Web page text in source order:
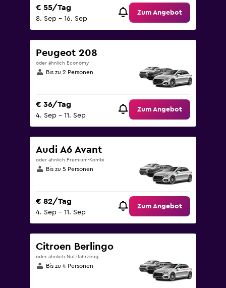
€ 55/Tag
8. Sep – 16. Sep
Zum Angebot
Peugeot 208
oder ähnlich Economy
Bis zu 2 Personen
€ 36/Tag
4. Sep – 11. Sep
Zum Angebot
Audi A6 Avant
oder ähnlich Premium-Kombi
Bis zu 5 Personen
€ 82/Tag
4. Sep – 11. Sep
Zum Angebot
Citroen Berlingo
oder ähnlich Nutzfahrzeug
Bis zu 4 Personen